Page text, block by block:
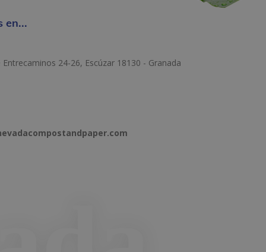
en...
Entrecaminos 24-26, Escúzar 18130 - Granada